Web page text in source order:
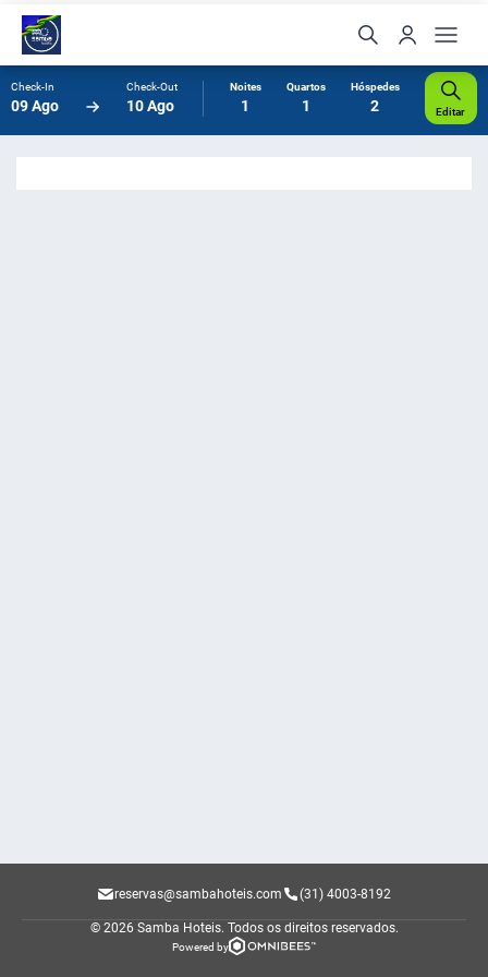
Check-In
09 Ago
Check-Out
10 Ago
Noites
1
Quartos
1
Hóspedes
2 Editar
reservas@sambahoteis.com (31) 4003-8192
© 2026 Samba Hoteis. Todos os direitos reservados.
Powered by